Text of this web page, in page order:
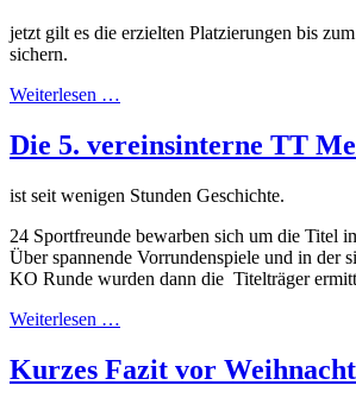
jetzt gilt es die erzielten Platzierungen bis
sichern.
Weiterlesen …
Die 5. vereinsinterne TT
ist seit wenigen Stunden Geschichte.
24 Sportfreunde bewarben sich um die Titel
Über spannende Vorrundenspiele und in der
KO Runde wurden dann die Titelträger
Weiterlesen …
Kurzes Fazit vor